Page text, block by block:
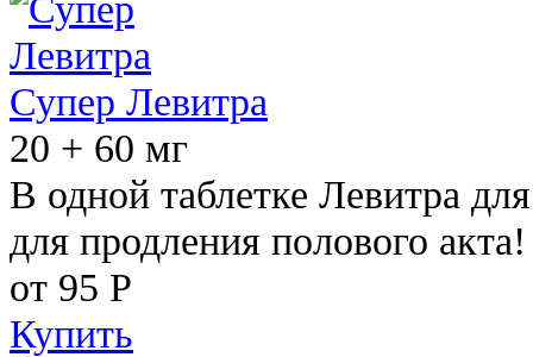
Супер Левитра
20 + 60 мг
В одной таблетке Левитра
для продления полового акта!
от 95 Р
Купить